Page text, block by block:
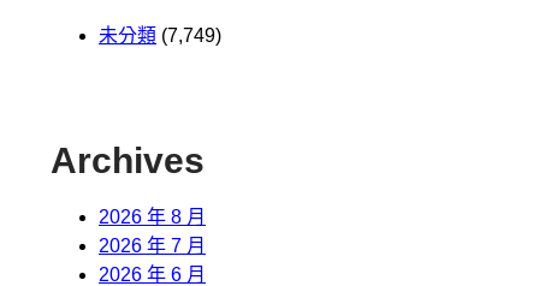
未分類 (7,749)
Archives
2026 年 8 月
2026 年 7 月
2026 年 6 月